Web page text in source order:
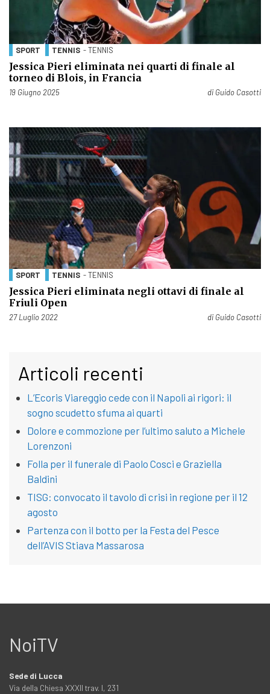
SPORT TENNIS - TENNIS
Jessica Pieri eliminata nei quarti di finale al
torneo di Blois, in Francia
Pubblicato il
19 Giugno 2025 di Guido Casotti
SPORT TENNIS - TENNIS
Jessica Pieri eliminata negli ottavi di finale al
Friuli Open
Pubblicato il
27 Luglio 2022 di Guido Casotti
Articoli recenti
L’Ecoris Viareggio cede con il Napoli ai rigori: il
sogno scudetto sfuma ai quarti
Dolore e commozione per l’ultimo saluto a Michele
Lorenzoni
Folla per il funerale di Paolo Cosci e Graziella
Baldini
TISG: convocato il tavolo di crisi in regione per il 12
agosto
Partenza con il botto per la Festa del Pesce
dell’AVIS Stiava Massarosa
NoiTV
Sede di Lucca
Via della Chiesa XXXII trav. I, 231